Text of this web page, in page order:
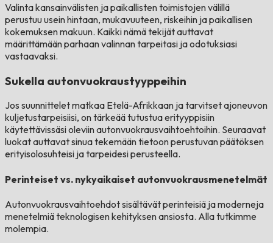
Valinta kansainvälisten ja paikallisten toimistojen välillä
perustuu usein hintaan, mukavuuteen, riskeihin ja paikallisen
kokemuksen makuun. Kaikki nämä tekijät auttavat
määrittämään parhaan valinnan tarpeitasi ja odotuksiasi
vastaavaksi.
Sukella autonvuokraustyyppeihin
Jos suunnittelet matkaa Etelä-Afrikkaan ja tarvitset ajoneuvon
kuljetustarpeisiisi, on tärkeää tutustua erityyppisiin
käytettävissäsi oleviin autonvuokrausvaihtoehtoihin. Seuraavat
luokat auttavat sinua tekemään tietoon perustuvan päätöksen
erityisolosuhteisi ja tarpeidesi perusteella.
Perinteiset vs. nykyaikaiset autonvuokrausmenetelmät
Autonvuokrausvaihtoehdot sisältävät perinteisiä ja moderneja
menetelmiä teknologisen kehityksen ansiosta. Alla tutkimme
molempia.